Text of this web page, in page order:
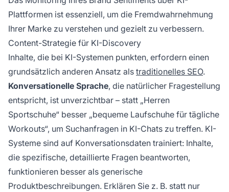
Plattformen ist essenziell, um die Fremdwahrnehmung
Ihrer Marke zu verstehen und gezielt zu verbessern.
Content-Strategie für KI-Discovery
Inhalte, die bei KI-Systemen punkten, erfordern einen
grundsätzlich anderen Ansatz als traditionelles SEO.
Konversationelle Sprache, die natürlicher Fragestellung
entspricht, ist unverzichtbar – statt „Herren
Sportschuhe“ besser „bequeme Laufschuhe für tägliche
Workouts“, um Suchanfragen in KI-Chats zu treffen. KI-
Systeme sind auf Konversationsdaten trainiert: Inhalte,
die spezifische, detaillierte Fragen beantworten,
funktionieren besser als generische
Produktbeschreibungen. Erklären Sie z. B. statt nur